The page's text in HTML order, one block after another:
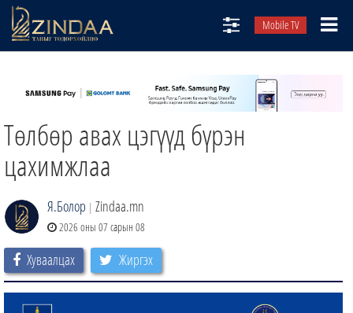
Mobile TV
ТВ8
ӨГЛӨӨНИЙ СОНИН
АУДИО ЗОХИОЛ
ЗИНДАА СЭТГҮҮЛ
Төлбөр авах цэгүүд бүрэн
цахимжлаа
Я.Болор | Zindaa.mn
2026 оны 07 сарын 08
Хуваалцах Жиргэх